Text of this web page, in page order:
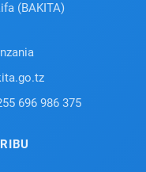
(BAKITA)
696 986 375